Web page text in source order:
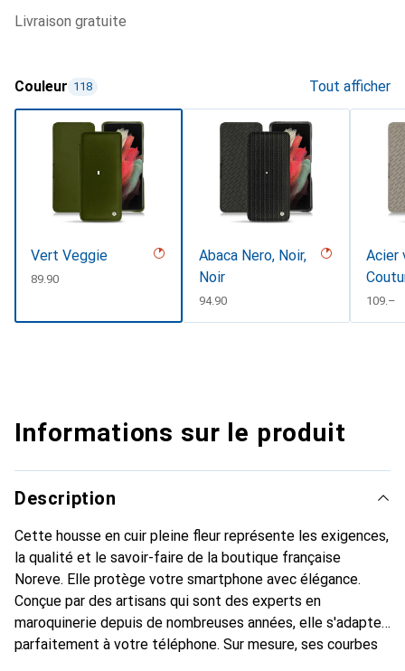
livraison gratuite
Couleur 118 Tout afficher
Vert Veggie
CHF
89.90
Abaca Nero, Noir,
Noir
CHF
94.90
Acier
CHF
109.–
Informations sur le produit
Description
Cette housse en cuir pleine fleur représente les exigences,
la qualité et le savoir-faire de la boutique française
Noreve. Elle protège votre smartphone avec élégance.
Conçue par des artisans qui sont des experts en
maroquinerie depuis de nombreuses années, elle s'adapte
parfaitement à votre téléphone. Sur mesure, ses courbes